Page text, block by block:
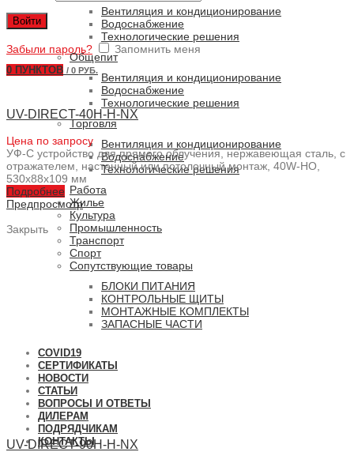
Войти
Забыли пароль? Запомнить меня
0 ПУНКТОВ / 0 РУБ.
Вентиляция и кондиционирование
Водоснабжение
Технологические решения
Общепит
Вентиляция и кондиционирование
Водоснабжение
Технологические решения
Торговля
Вентиляция и кондиционирование
Водоснабжение
Технологические решения
Работа
Жилье
Культура
Промышленность
Транспорт
Спорт
Сопутствующие товары
БЛОКИ ПИТАНИЯ
КОНТРОЛЬНЫЕ ЩИТЫ
МОНТАЖНЫЕ КОМПЛЕКТЫ
ЗАПАСНЫЕ ЧАСТИ
COVID19
СЕРТИФИКАТЫ
НОВОСТИ
СТАТЬИ
ВОПРОСЫ И ОТВЕТЫ
ДИЛЕРАМ
ПОДРЯДЧИКАМ
КОНТАКТЫ
UV-FLOW-E(3)
UV-PENTALIGHT(1)
UV-RACK
(24)
UV-STICK-SCR / UV-STICK-SCR-UL
UV-STYLO-E
UV-STYLO-X(14)
UV-WATER(6)
Технологические решения для пищевой промышленности
Вертикальный транспорт
Водоснабжение
UV-DIRECT-40H-H-NX
Цена по запросу
УФ-С устройство для прямого облучения, нержавеющая сталь, с
отражателем, настенный или потолочный монтаж, 40W-HO,
530x88x109 мм
Подробнее
Предпросмотр
Закрыть
UV-DIRECT-90H-H-NX